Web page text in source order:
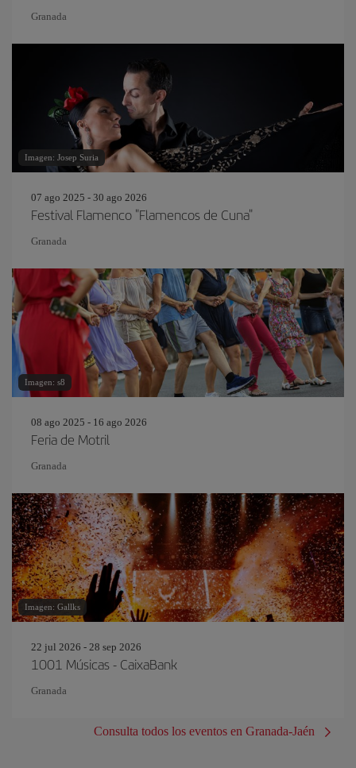
Granada
Imagen: Josep Suria
07 ago 2025 - 30 ago 2026
Festival Flamenco "Flamencos de Cuna"
Granada
Imagen: s8
08 ago 2025 - 16 ago 2026
Feria de Motril
Granada
Imagen: Gallks
22 jul 2026 - 28 sep 2026
1001 Músicas - CaixaBank
Granada
Consulta todos los eventos en Granada-Jaén